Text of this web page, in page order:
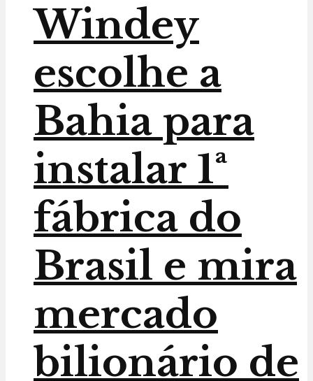
Windey
escolhe a
Bahia para
instalar 1ª
fábrica do
Brasil e mira
mercado
bilionário de